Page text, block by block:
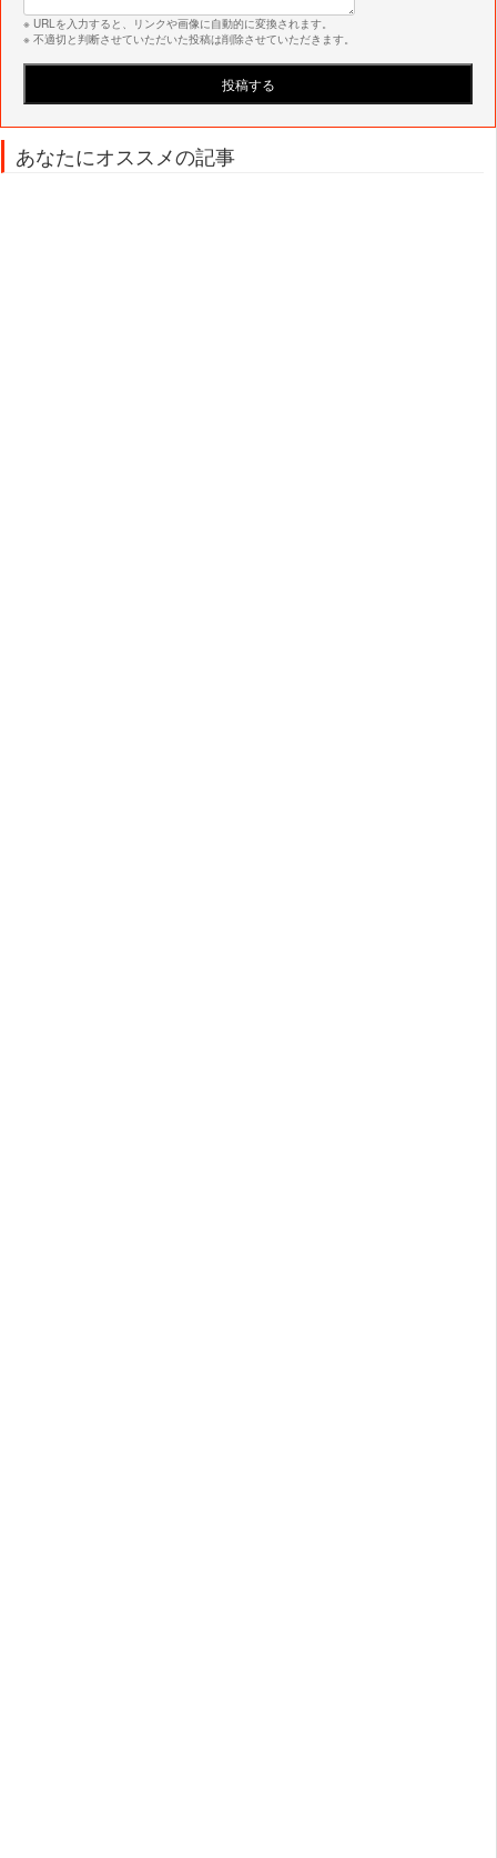
※ URLを入力すると、リンクや画像に自動的に変換されます。
※ 不適切と判断させていただいた投稿は削除させていただきます。
あなたにオススメの記事